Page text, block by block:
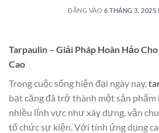
ĐĂNG VÀO 6 THÁNG 3, 2025
Tarpaulin – Giải Pháp Hoàn Hảo
Cao
Trong cuộc sống hiện đại ngày nay,
bạt căng đã trở thành một sản
nhiều lĩnh vực như xây dựng, vận
tổ chức sự kiện. Với tính ứng dụng